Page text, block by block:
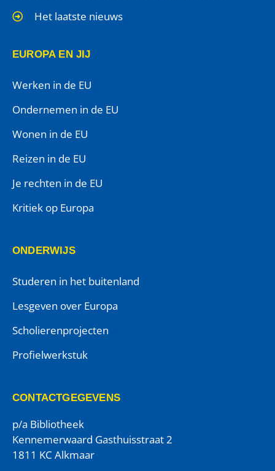
Het laatste nieuws
EUROPA EN JIJ
Werken in de EU
Ondernemen in de EU
Wonen in de EU
Reizen in de EU
Je rechten in de EU
Kritiek op Europa
ONDERWIJS
Studeren in het buitenland
Lesgeven over Europa
Scholierenprojecten
Profielwerkstuk
CONTACTGEGEVENS
p/a Bibliotheek
Kennemerwaard Gasthuisstraat 2
1811 KC Alkmaar